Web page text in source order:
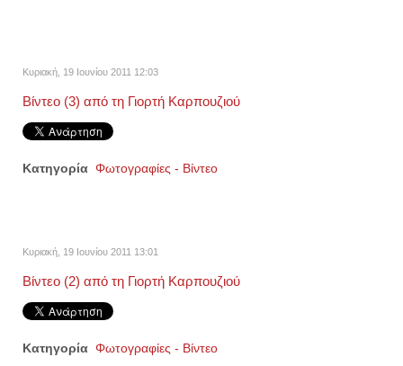
Κυριακή, 19 Ιουνίου 2011 12:03
Βίντεο (3) από τη Γιορτή Καρπουζιού
Κατηγορία Φωτογραφίες - Βίντεο
Κυριακή, 19 Ιουνίου 2011 13:01
Βίντεο (2) από τη Γιορτή Καρπουζιού
Κατηγορία Φωτογραφίες - Βίντεο